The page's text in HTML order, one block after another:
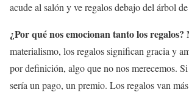
acude al salón y ve regalos debajo del árbol
¿Por qué nos emocionan tanto los regalos?
materialismo, los regalos significan gracia y
por definición, algo que no nos merecemos.
sería un pago, un premio. Los regalos van